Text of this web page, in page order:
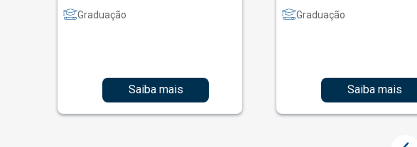
Graduação
Saiba mais
Graduação
Saiba mais